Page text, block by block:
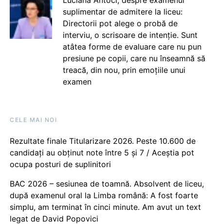
suplimentar de admitere la liceu:
Directorii pot alege o probă de
interviu, o scrisoare de intenție. Sunt
atâtea forme de evaluare care nu pun
presiune pe copii, care nu înseamnă să
treacă, din nou, prin emoțiile unui
examen
CELE MAI NOI
Rezultate finale Titularizare 2026. Peste 10.600 de
candidați au obținut note între 5 și 7 / Aceștia pot
ocupa posturi de suplinitori
BAC 2026 – sesiunea de toamnă. Absolvent de liceu,
după examenul oral la Limba română: A fost foarte
simplu, am terminat în cinci minute. Am avut un text
legat de David Popovici